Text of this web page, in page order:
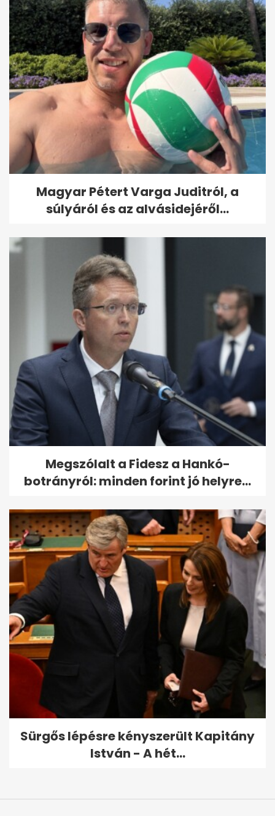
Magyar Pétert Varga Juditról, a
súlyáról és az alvásidejéről...
Megszólalt a Fidesz a Hankó-
botrányról: minden forint jó helyre...
Sürgős lépésre kényszerült Kapitány
István - A hét...